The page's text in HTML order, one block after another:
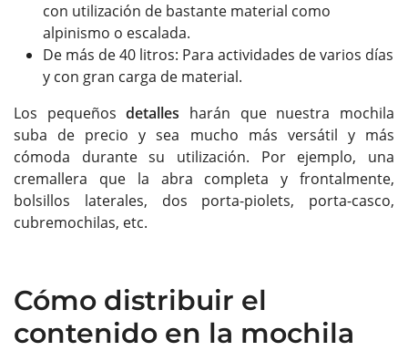
con utilización de bastante material como
alpinismo o escalada.
De más de 40 litros: Para actividades de varios días
y con gran carga de material.
Los pequeñosdetalles harán que nuestra mochila
suba de precio y sea mucho más versátil y más
cómoda durante su utilización. Por ejemplo, una
cremallera que la abra completa y frontalmente,
bolsillos laterales, dos porta-piolets, porta-casco,
cubremochilas, etc.
Cómo distribuir el
contenido en la mochila